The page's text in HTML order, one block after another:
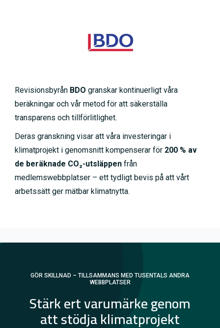
Revisionsbyrån BDO granskar kontinuerligt våra
beräkningar och vår metod för att säkerställa
transparens och tillförlitlighet.
Deras granskning visar att våra investeringar i
klimatprojekt i genomsnitt kompenserar för 200 % av
de beräknade CO₂-utsläppen från
medlemswebbplatser – ett tydligt bevis på att vårt
arbetssätt ger mätbar klimatnytta.
GÖR SKILLNAD – TILLSAMMANS MED TUSENTALS ANDRA
WEBBPLATSER
Stärk ert varumärke genom
att stödja klimatprojekt